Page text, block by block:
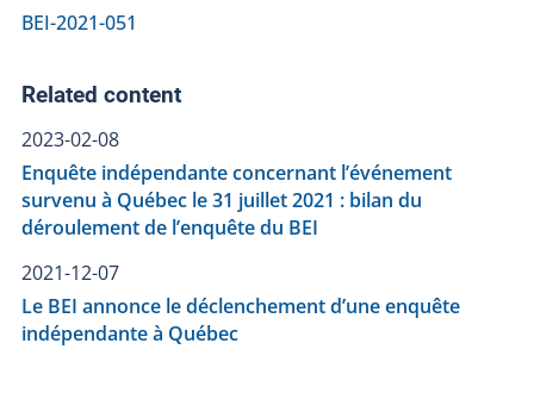
BEI-2021-051
Related content
2023-02-08
Enquête indépendante concernant l’événement
survenu à Québec le 31 juillet 2021 : bilan du
déroulement de l’enquête du BEI
2021-12-07
Le BEI annonce le déclenchement d’une enquête
indépendante à Québec